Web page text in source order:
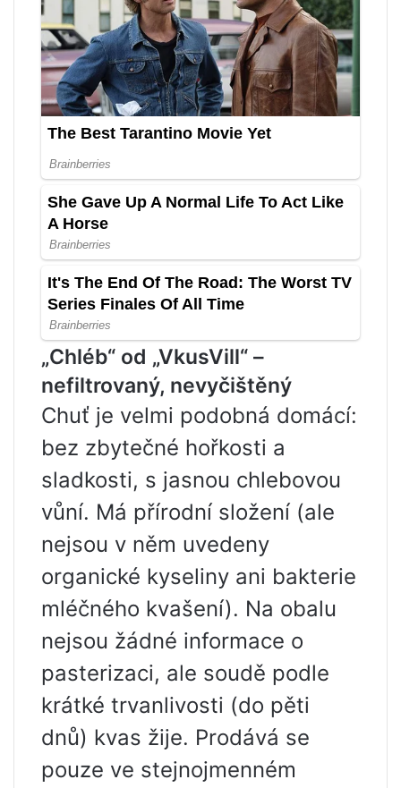
„Chléb“ od „VkusVill“ –
nefiltrovaný, nevyčištěný
Chuť je velmi podobná domácí:
bez zbytečné hořkosti a
sladkosti, s jasnou chlebovou
vůní. Má přírodní složení (ale
nejsou v něm uvedeny
organické kyseliny ani bakterie
mléčného kvašení). Na obalu
nejsou žádné informace o
pasterizaci, ale soudě podle
krátké trvanlivosti (do pěti
dnů) kvas žije. Prodává se
pouze ve stejnojmenném